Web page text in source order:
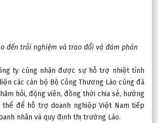
đến trải nghiệm và trao đổi và đàm phán
ty cũng nhận được sự hỗ trợ nhiệt tình
các cán bộ Bộ Công Thương Lào cũng đã
hỏi, động viên, đồng thời chia sẻ, hướng
để hỗ trợ doanh nghiệp Việt Nam tiếp
nhân và quy định thị trường Lào.